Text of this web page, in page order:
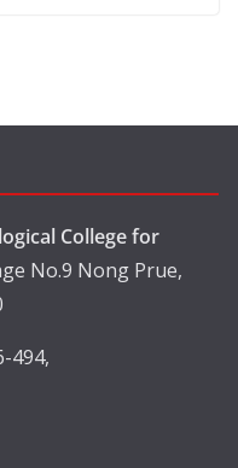
College for
No.9 Nong Prue,
494,